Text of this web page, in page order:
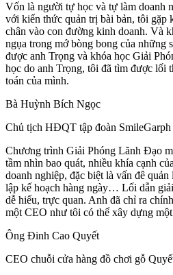
Vốn là người tự học và tự làm doanh
với kiến thức quản trị bài bản, tôi gặp
chân vào con đường kinh doanh. Và
ngụa trong mớ bòng bong của những
được anh Trọng và khóa học Giải
học do anh Trọng, tôi đã tìm được lối
toán của mình.
Bà Huỳnh Bích Ngọc
Chủ tịch HĐQT tập đoàn SmileGarph
Chương trình Giải Phóng Lãnh Đạo
tầm nhìn bao quát, nhiều khía cạnh
doanh nghiệp, đặc biệt là vấn đê
lập kế hoạch hàng ngày… Lối dẫn
dễ hiểu, trực quan. Anh đã chỉ ra
một CEO như tôi có thể xây dựng
Ông Đinh Cao Quyết
CEO chuỗi cửa hàng đồ chơi gỗ